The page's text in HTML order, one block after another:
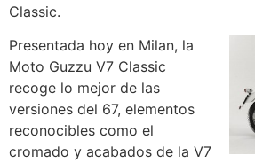
Classic.
Presentada hoy en Milan, la
Moto Guzzu V7 Classic
recoge lo mejor de las
versiones del 67, elementos
reconocibles como el
cromado y acabados de la V7